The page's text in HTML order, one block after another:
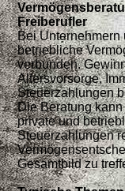
Freiberufler
Bei Unternehmern
betriebliche
verbunden.
Altersvorsorge,
Steuerzahlungen
Die Beratung
private und
Steuerzahlungen
Gesamtbild zu